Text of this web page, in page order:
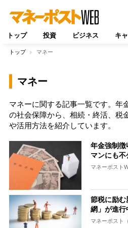
トップ 投資 ビジネス キ
トップ マネー
マネー
マネーに関する記事一覧です。年
の社会保障から、相続・終活、税
や活用方法を紹介しています。
年金強制
マンにも不
マネーポスト
節税に励む
網」が進行
マネーポスト